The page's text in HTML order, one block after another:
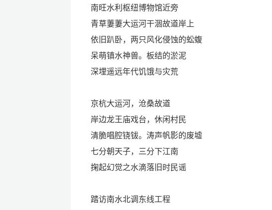
南旺水利枢纽博物馆近旁
青草萋萋大运河干涸故道岸上
依旧趴卧，两只风化侵蚀的蚣蝮
呆萌镇水神兽。板结的淤泥
深埋遥远年代饥饿与灾荒
京杭大运河，沧桑故道
岸边龙王庙戏台，休闲村民
清脆唱腔铙钹。涛声帆影的废墟
七分朝天子，三分下江南
掬起幻觉之水滴落旧时民谣
踏访南水北调东线工程